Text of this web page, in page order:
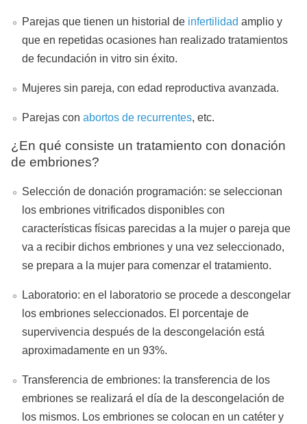
Parejas que tienen un historial de infertilidad amplio y
que en repetidas ocasiones han realizado tratamientos
de fecundación in vitro sin éxito.
Mujeres sin pareja, con edad reproductiva avanzada.
Parejas con abortos de recurrentes, etc.
¿En qué consiste un tratamiento con donación
de embriones?
Selección de donación programación: se seleccionan
los embriones vitrificados disponibles con
características físicas parecidas a la mujer o pareja que
va a recibir dichos embriones y una vez seleccionado,
se prepara a la mujer para comenzar el tratamiento.
Laboratorio: en el laboratorio se procede a descongelar
los embriones seleccionados. El porcentaje de
supervivencia después de la descongelación está
aproximadamente en un 93%.
Transferencia de embriones: la transferencia de los
embriones se realizará el día de la descongelación de
los mismos. Los embriones se colocan en un catéter y